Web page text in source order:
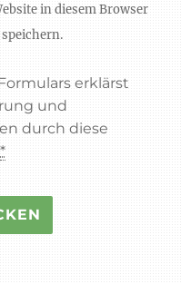
in diesem Browser
erklärst
und
durch diese
*